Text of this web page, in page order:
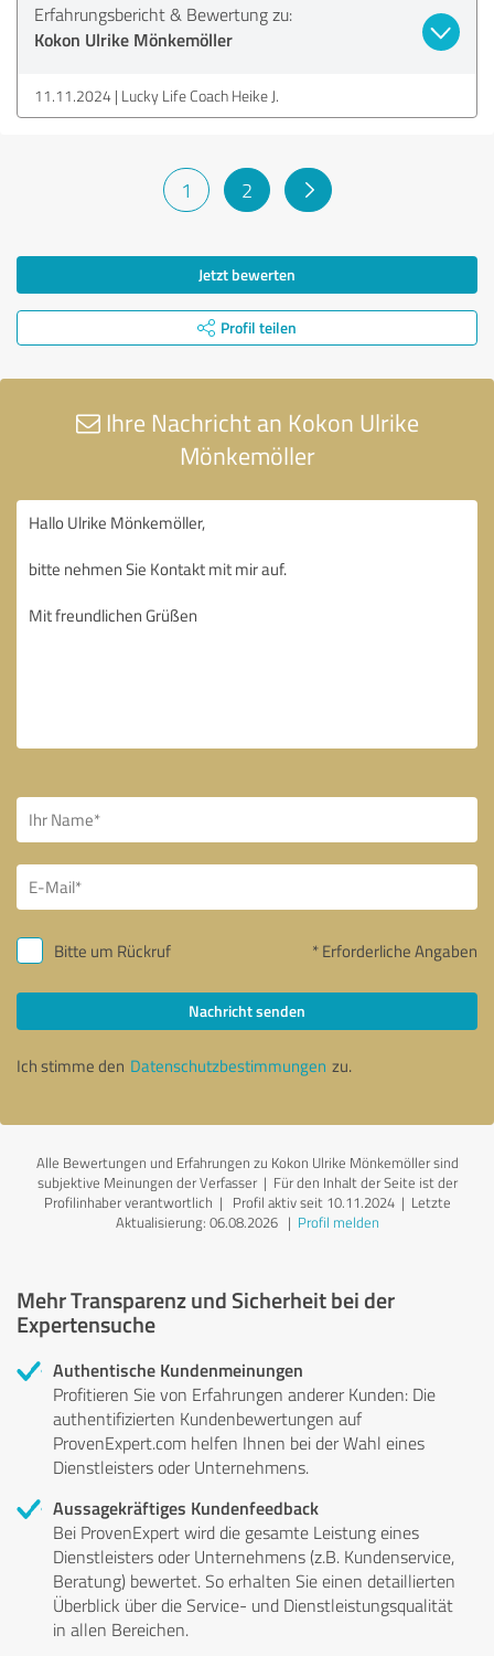
Erfahrungsbericht & Bewertung zu:
Kokon Ulrike Mönkemöller
11.11.2024 Lucky Life Coach Heike J.
1 2
Jetzt bewerten
Profil teilen
Ihre Nachricht an Kokon Ulrike
Mönkemöller
Bitte um Rückruf * Erforderliche Angaben
Nachricht senden
Ich stimme den Datenschutzbestimmungen zu.
Alle Bewertungen und Erfahrungen zu Kokon Ulrike Mönkemöller sind
subjektive Meinungen der Verfasser | Für den Inhalt der Seite ist der
Profilinhaber verantwortlich | Profil aktiv seit 10.11.2024 | Letzte
Aktualisierung: 06.08.2026| Profil melden
Mehr Transparenz und Sicherheit bei der
Expertensuche
Authentische Kundenmeinungen
Profitieren Sie von Erfahrungen anderer Kunden: Die
authentifizierten Kundenbewertungen auf
ProvenExpert.com helfen Ihnen bei der Wahl eines
Dienstleisters oder Unternehmens.
Aussagekräftiges Kundenfeedback
Bei ProvenExpert wird die gesamte Leistung eines
Dienstleisters oder Unternehmens (z.B. Kundenservice,
Beratung) bewertet. So erhalten Sie einen detaillierten
Überblick über die Service- und Dienstleistungsqualität
in allen Bereichen.